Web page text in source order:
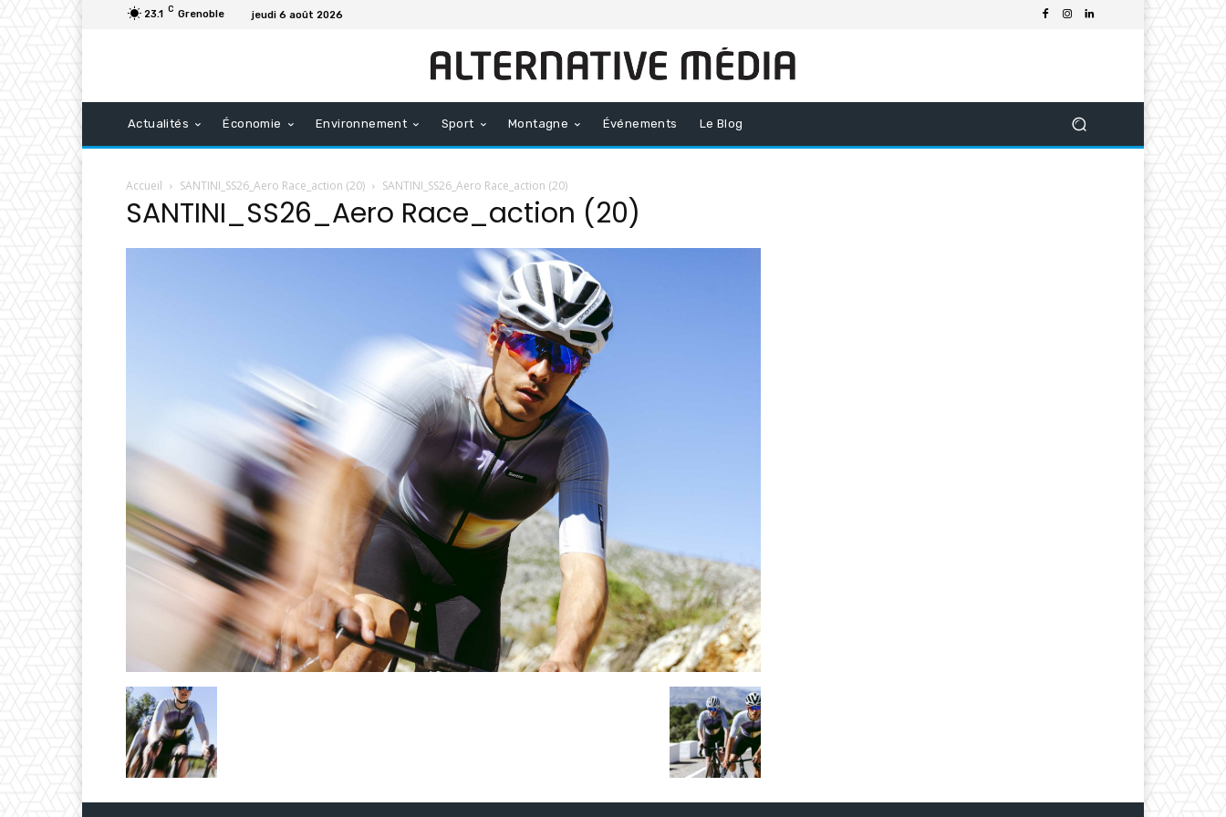
23.1 C Grenoble jeudi 6 août 2026
Actualités Économie Environnement Sport Montagne Événements Le Blog
Accueil SANTINI_SS26_Aero Race_action (20) SANTINI_SS26_Aero Race_action (20)
SANTINI_SS26_Aero Race_action (20)